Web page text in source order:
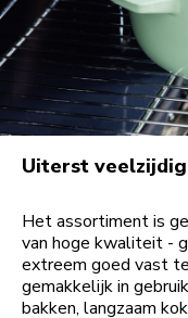
Uiterst veelzijdig
Het assortiment is
van hoge kwaliteit -
extreem goed vast
gemakkelijk in
bakken, langzaam